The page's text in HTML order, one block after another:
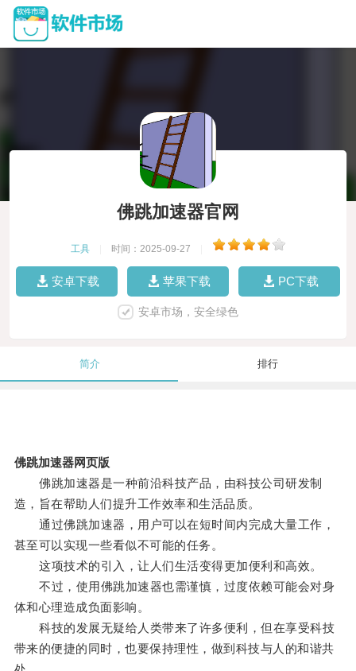
佛跳加速器官网
工具 时间：2025-09-27
安卓下载 苹果下载 PC下载
安卓市场，安全绿色
简介 排行
佛跳加速器网页版
佛跳加速器是一种前沿科技产品，由科技公司研发制
造，旨在帮助人们提升工作效率和生活品质。
通过佛跳加速器，用户可以在短时间内完成大量工作，
甚至可以实现一些看似不可能的任务。
这项技术的引入，让人们生活变得更加便利和高效。
不过，使用佛跳加速器也需谨慎，过度依赖可能会对身
体和心理造成负面影响。
科技的发展无疑给人类带来了许多便利，但在享受科技
带来的便捷的同时，也要保持理性，做到科技与人的和谐共